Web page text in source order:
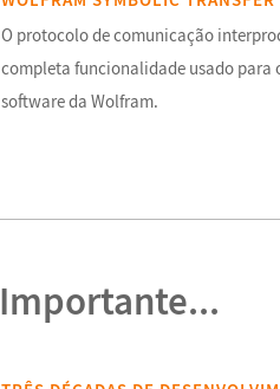
O protocolo de comunicação
completa funcionalidade usado para
software da Wolfram.
Importante...